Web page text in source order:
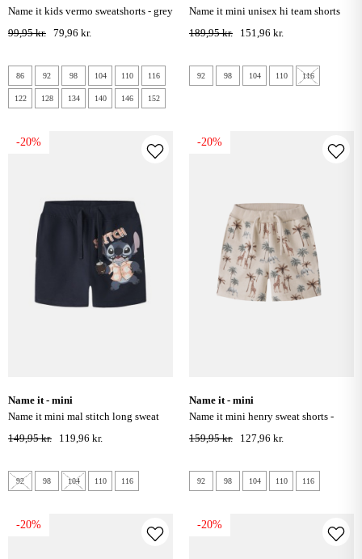
name it kids vermo sweatshorts - grey
melange
99,95 kr. 79,96 kr.
86 92 98 104 110 116
122 128 134 140 146 152
name it mini unisex hi team shorts
sæt - surf the web / spain
189,95 kr. 151,96 kr.
92 98 104 110 116
-20%
name it - mini
name it mini mal stitch long sweat
shorts - navy blazer
149,95 kr. 119,96 kr.
92 98 104 110 116
-20%
name it - mini
name it mini henry sweat shorts -
peyote melange
159,95 kr. 127,96 kr.
92 98 104 110 116
-20% -20%